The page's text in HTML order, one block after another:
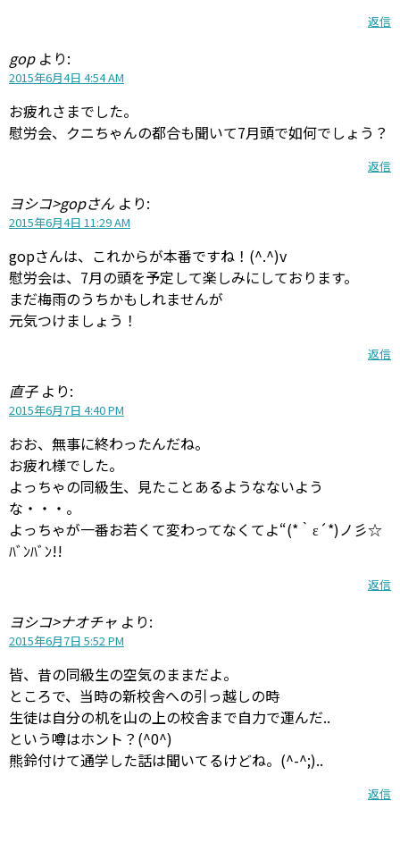
返信
gop より:
2015年6月4日 4:54 AM
お疲れさまでした。
慰労会、クニちゃんの都合も聞いて7月頭で如何でしょう？
返信
ヨシコ>gopさん より:
2015年6月4日 11:29 AM
gopさんは、これからが本番ですね！(^.^)v
慰労会は、7月の頭を予定して楽しみにしております。
まだ梅雨のうちかもしれませんが
元気つけましょう！
返信
直子 より:
2015年6月7日 4:40 PM
おお、無事に終わったんだね。
お疲れ様でした。
よっちゃの同級生、見たことあるようなないよう
な・・・。
よっちゃが一番お若くて変わってなくてよ“(*｀ε´*)ノ彡☆
ﾊﾞﾝﾊﾞﾝ!!
返信
ヨシコ>ナオチャ より:
2015年6月7日 5:52 PM
皆、昔の同級生の空気のままだよ。
ところで、当時の新校舎への引っ越しの時
生徒は自分の机を山の上の校舎まで自力で運んだ..
という噂はホント？(^0^)
熊鈴付けて通学した話は聞いてるけどね。(^-^;)..
返信